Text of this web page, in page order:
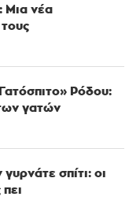
Μια νέα
Ρόδου:
γατών
σπίτι: οι